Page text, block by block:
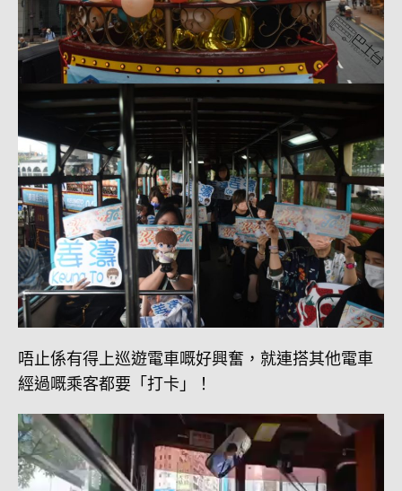
唔止係有得上巡遊電車嘅好興奮，就連搭其他電車
經過嘅乘客都要「打卡」！